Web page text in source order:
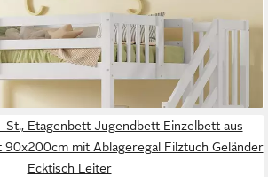
€
bei dir
St., Etagenbett Jugendbett Einzelbett aus
mit Ablageregal Filztuch Geländer
Ecktisch Leiter